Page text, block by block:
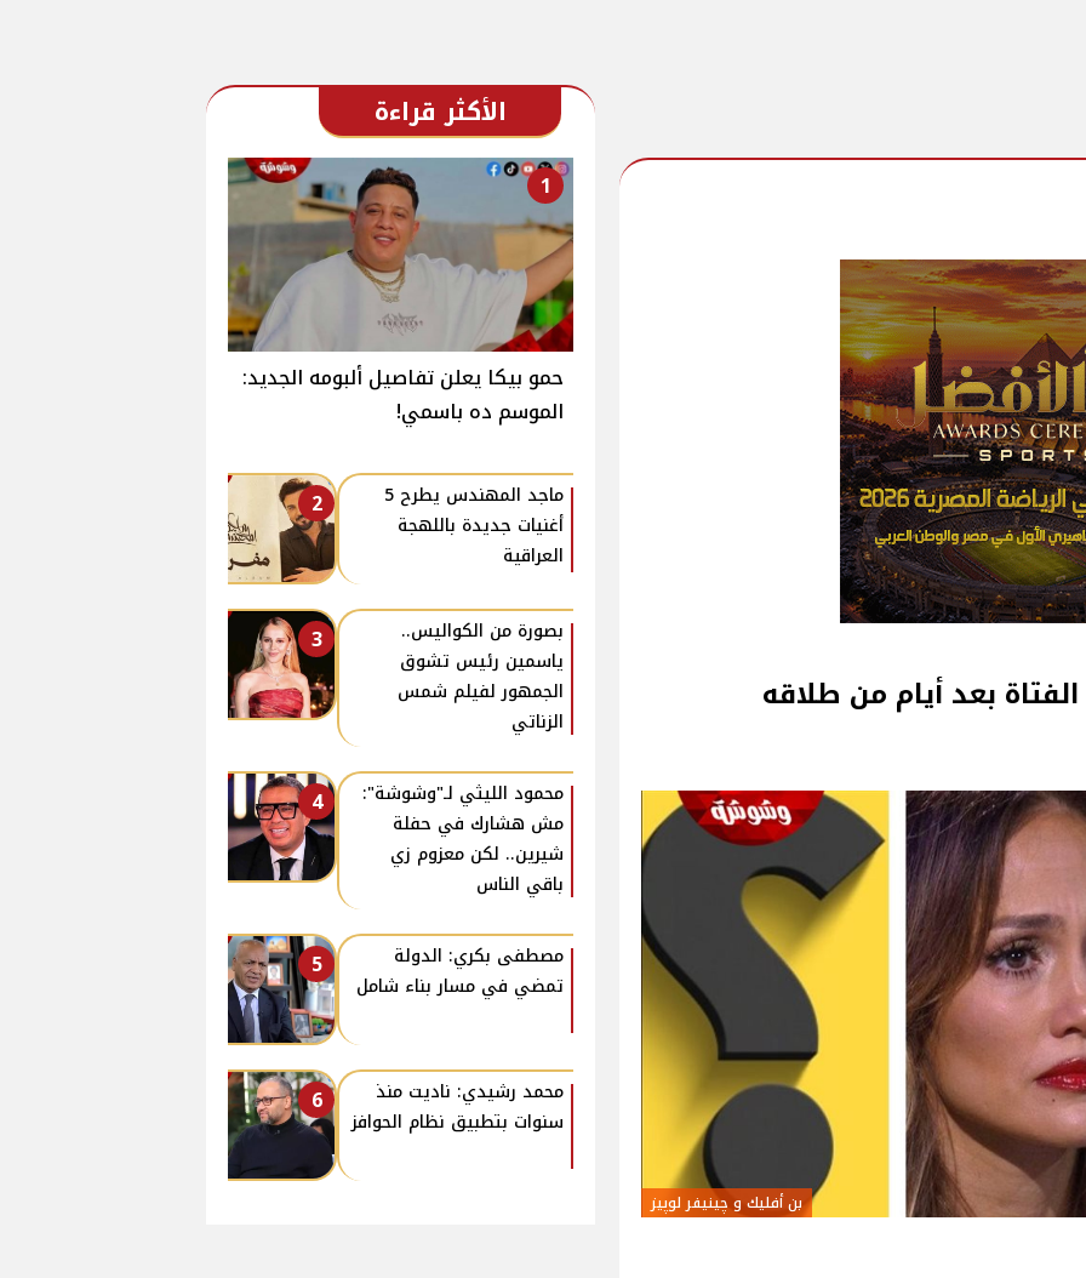
بعد أيام من طلاقه
بن أفليك و چينيفر لوپيز
الأكثر قراءة
1
حمو بيكا يعلن تفاصيل ألبومه الجديد:
الموسم ده باسمي!
2
ماجد المهندس يطرح 5
أغنيات جديدة باللهجة
العراقية
3
بصورة من الكواليس..
ياسمين رئيس تشوق
الجمهور لفيلم شمس
الزناتي
4
محمود الليثي لـ"وشوشة":
مش هشارك في حفلة
شيرين.. لكن معزوم زي
باقي الناس
5
مصطفى بكري: الدولة
تمضي في مسار بناء شامل
6
محمد رشيدي: ناديت منذ
سنوات بتطبيق نظام الحوافز